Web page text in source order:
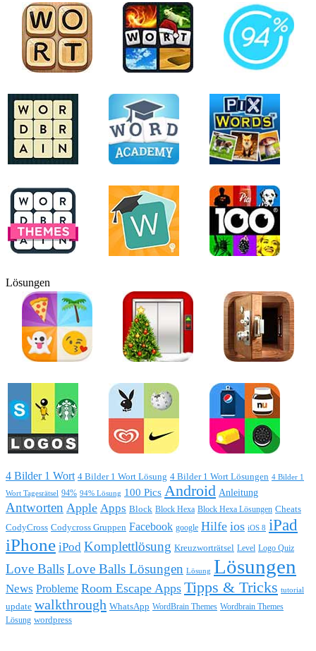
Lösungen
4 Bilder 1 Wort 4 Bilder 1 Wort Lösung 4 Bilder 1 Wort Lösungen 4 Bilder 1
Wort Tagesrätsel 94% 94% Lösung 100 Pics Android Anleitung
Antworten Apple Apps Block Block Hexa Block Hexa Lösungen Cheats
CodyCross Codycross Gruppen Facebook google Hilfe ios iOS 8 iPad
iPhone iPod Komplettlösung Kreuzworträtsel Level Logo Quiz
Love BallsLove Balls Lösungen Lösung Lösungen
News Probleme Room Escape Apps Tipps & Tricks tutorial
update walkthrough WhatsApp WordBrain Themes Wordbrain Themes
Lösung wordpress